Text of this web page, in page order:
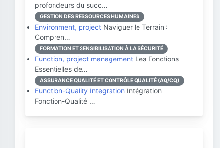
profondeurs du succ…
GESTION DES RESSOURCES HUMAINES
Environment, project Naviguer le Terrain :
Compren…
FORMATION ET SENSIBILISATION À LA SÉCURITÉ
Function, project management Les Fonctions
Essentielles de…
ASSURANCE QUALITÉ ET CONTRÔLE QUALITÉ (AQ/CQ)
Function-Quality Integration Intégration
Fonction-Qualité …